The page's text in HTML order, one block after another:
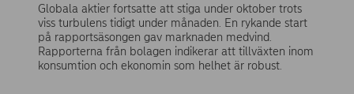
Globala aktier fortsatte att stiga under oktober trots
viss turbulens tidigt under månaden. En rykande start
på rapportsäsongen gav marknaden medvind.
Rapporterna från bolagen indikerar att tillväxten inom
konsumtion och ekonomin som helhet är robust.